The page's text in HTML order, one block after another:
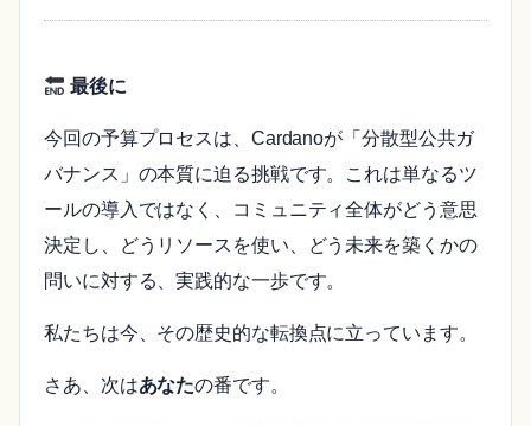
最後に
今回の予算プロセスは、Cardanoが「分散型公共ガ
バナンス」の本質に迫る挑戦です。これは単なるツ
ールの導入ではなく、コミュニティ全体がどう意思
決定し、どうリソースを使い、どう未来を築くかの
問いに対する、実践的な一歩です。
私たちは今、その歴史的な転換点に立っています。
さあ、次はあなたの番です。